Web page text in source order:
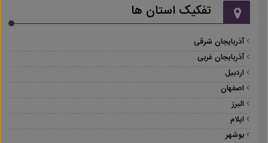
تفکیک استان ها
آذربایجان شرقی
آذربایجان غربی
اردبیل
اصفهان
البرز
ایلام
بوشهر